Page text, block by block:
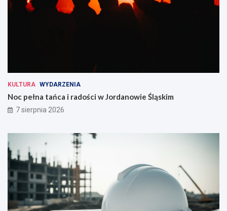
KULTURA WYDARZENIA
Noc pełna tańca i radości w Jordanowie Śląskim
7 sierpnia 2026